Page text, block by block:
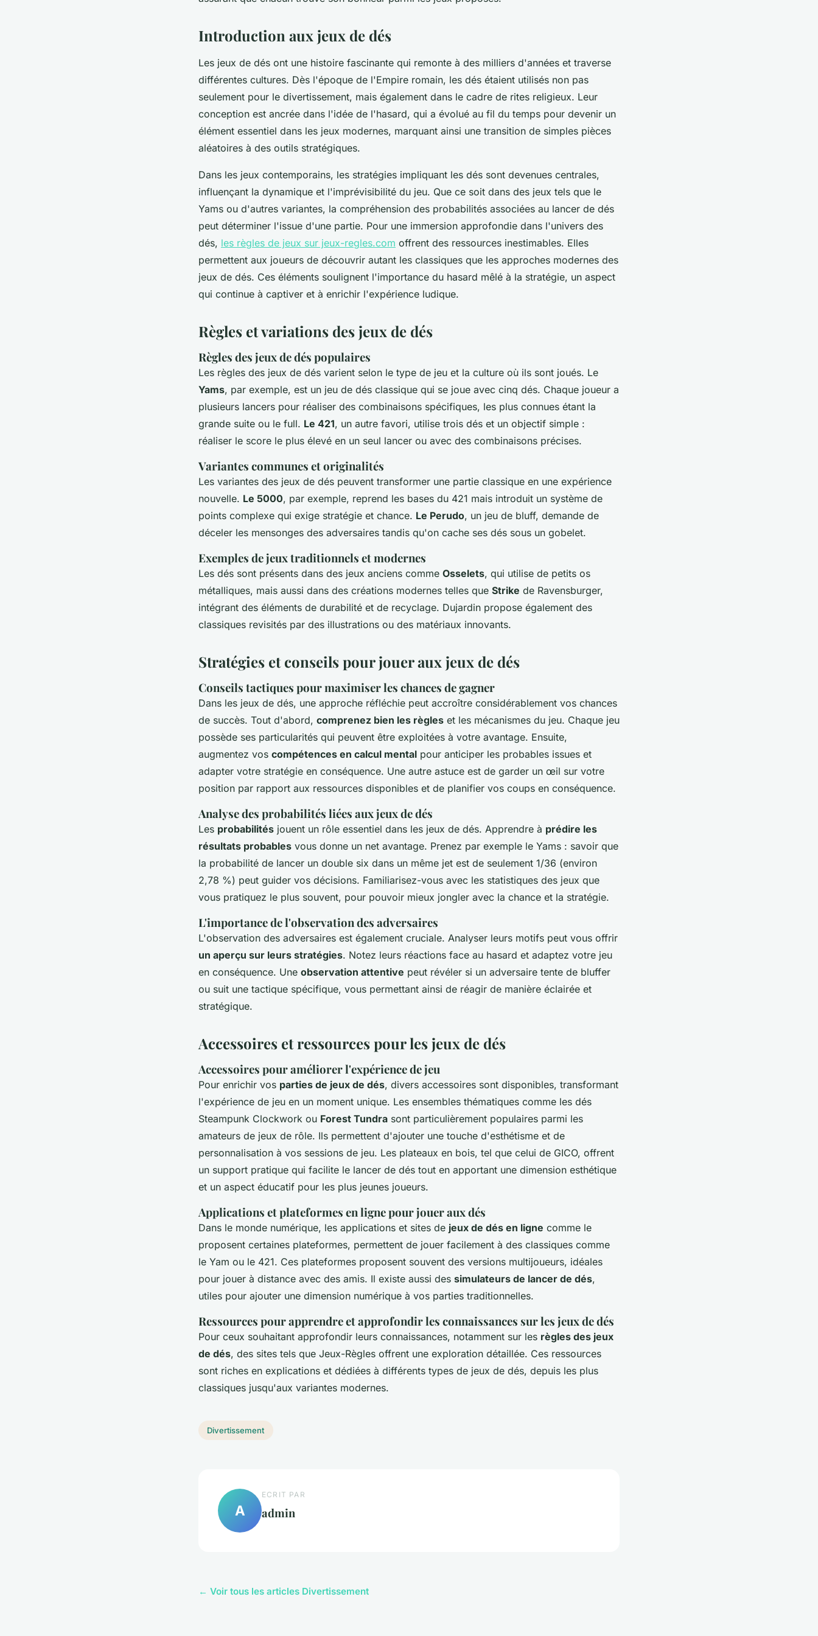
Introduction aux jeux de dés
Les jeux de dés ont une histoire fascinante qui remonte à des milliers d'années et traverse
différentes cultures. Dès l'époque de l'Empire romain, les dés étaient utilisés non pas
seulement pour le divertissement, mais également dans le cadre de rites religieux. Leur
conception est ancrée dans l'idée de l'hasard, qui a évolué au fil du temps pour devenir un
élément essentiel dans les jeux modernes, marquant ainsi une transition de simples pièces
aléatoires à des outils stratégiques.
Dans les jeux contemporains, les stratégies impliquant les dés sont devenues centrales,
influençant la dynamique et l'imprévisibilité du jeu. Que ce soit dans des jeux tels que le
Yams ou d'autres variantes, la compréhension des probabilités associées au lancer de dés
peut déterminer l'issue d'une partie. Pour une immersion approfondie dans l'univers des
dés, les règles de jeux sur jeux-regles.com offrent des ressources inestimables. Elles
permettent aux joueurs de découvrir autant les classiques que les approches modernes des
jeux de dés. Ces éléments soulignent l'importance du hasard mêlé à la stratégie, un aspect
qui continue à captiver et à enrichir l'expérience ludique.
Règles et variations des jeux de dés
Règles des jeux de dés populaires
Les règles des jeux de dés varient selon le type de jeu et la culture où ils sont joués. Le
Yams, par exemple, est un jeu de dés classique qui se joue avec cinq dés. Chaque joueur a
plusieurs lancers pour réaliser des combinaisons spécifiques, les plus connues étant la
grande suite ou le full. Le 421, un autre favori, utilise trois dés et un objectif simple :
réaliser le score le plus élevé en un seul lancer ou avec des combinaisons précises.
Variantes communes et originalités
Les variantes des jeux de dés peuvent transformer une partie classique en une expérience
nouvelle. Le 5000, par exemple, reprend les bases du 421 mais introduit un système de
points complexe qui exige stratégie et chance. Le Perudo, un jeu de bluff, demande de
déceler les mensonges des adversaires tandis qu'on cache ses dés sous un gobelet.
Exemples de jeux traditionnels et modernes
Les dés sont présents dans des jeux anciens comme Osselets, qui utilise de petits os
métalliques, mais aussi dans des créations modernes telles que Strike de Ravensburger,
intégrant des éléments de durabilité et de recyclage. Dujardin propose également des
classiques revisités par des illustrations ou des matériaux innovants.
Stratégies et conseils pour jouer aux jeux de dés
Conseils tactiques pour maximiser les chances de gagner
Dans les jeux de dés, une approche réfléchie peut accroître considérablement vos chances
de succès. Tout d'abord, comprenez bien les règles et les mécanismes du jeu. Chaque jeu
possède ses particularités qui peuvent être exploitées à votre avantage. Ensuite,
augmentez vos compétences en calcul mental pour anticiper les probables issues et
adapter votre stratégie en conséquence. Une autre astuce est de garder un œil sur votre
position par rapport aux ressources disponibles et de planifier vos coups en conséquence.
Analyse des probabilités liées aux jeux de dés
Les probabilités jouent un rôle essentiel dans les jeux de dés. Apprendre à prédire les
résultats probables vous donne un net avantage. Prenez par exemple le Yams : savoir que
la probabilité de lancer un double six dans un même jet est de seulement 1/36 (environ
2,78 %) peut guider vos décisions. Familiarisez-vous avec les statistiques des jeux que
vous pratiquez le plus souvent, pour pouvoir mieux jongler avec la chance et la stratégie.
L'importance de l'observation des adversaires
L'observation des adversaires est également cruciale. Analyser leurs motifs peut vous offrir
un aperçu sur leurs stratégies. Notez leurs réactions face au hasard et adaptez votre jeu
en conséquence. Une observation attentive peut révéler si un adversaire tente de bluffer
ou suit une tactique spécifique, vous permettant ainsi de réagir de manière éclairée et
stratégique.
Accessoires et ressources pour les jeux de dés
Accessoires pour améliorer l'expérience de jeu
Pour enrichir vos parties de jeux de dés, divers accessoires sont disponibles, transformant
l'expérience de jeu en un moment unique. Les ensembles thématiques comme les dés
Steampunk Clockwork ou Forest Tundra sont particulièrement populaires parmi les
amateurs de jeux de rôle. Ils permettent d'ajouter une touche d'esthétisme et de
personnalisation à vos sessions de jeu. Les plateaux en bois, tel que celui de GICO, offrent
un support pratique qui facilite le lancer de dés tout en apportant une dimension esthétique
et un aspect éducatif pour les plus jeunes joueurs.
Applications et plateformes en ligne pour jouer aux dés
Dans le monde numérique, les applications et sites de jeux de dés en ligne comme le
proposent certaines plateformes, permettent de jouer facilement à des classiques comme
le Yam ou le 421. Ces plateformes proposent souvent des versions multijoueurs, idéales
pour jouer à distance avec des amis. Il existe aussi des simulateurs de lancer de dés,
utiles pour ajouter une dimension numérique à vos parties traditionnelles.
Ressources pour apprendre et approfondir les connaissances sur les jeux de dés
Pour ceux souhaitant approfondir leurs connaissances, notamment sur les règles des jeux
de dés, des sites tels que Jeux-Règles offrent une exploration détaillée. Ces ressources
sont riches en explications et dédiées à différents types de jeux de dés, depuis les plus
classiques jusqu'aux variantes modernes.
Divertissement
A
ECRIT PAR
admin
← Voir tous les articles Divertissement